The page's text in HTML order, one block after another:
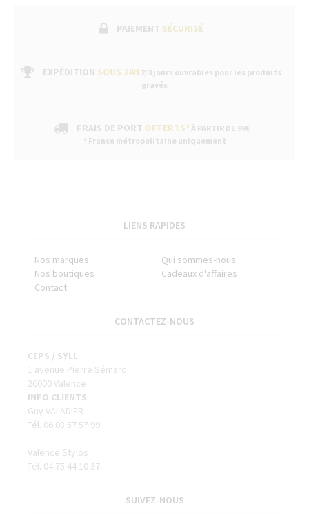
PAIEMENT SÉCURISÉ
EXPÉDITION SOUS 24H 2/3 jours ouvrables pour les produits
gravés
FRAIS DE PORT OFFERTS* À PARTIR DE 99€
* France métropolitaine uniquement
LIENS RAPIDES
Nos marques
Qui sommes-nous
Nos boutiques
Cadeaux d'affaires
Contact
CONTACTEZ-NOUS
CEPS / SYLL
1 avenue Pierre Sémard
26000 Valence
INFO CLIENTS
Guy VALADIER
Tél. 06 08 57 57 99
Valence Stylos
Tél. 04 75 44 10 37
SUIVEZ-NOUS